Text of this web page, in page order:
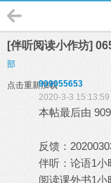
[伴听阅读小作坊]
部
点击重新加载909055653
2020-3-3 15:13:59
本帖最后由
反馈：
伴听：论语1小
阅读课外书1小